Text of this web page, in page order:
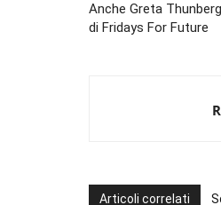
Anche Greta
di Fridays For Future
Articoli correlati